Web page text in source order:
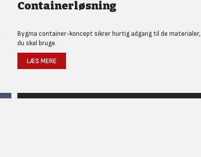
Containerløsning
Bygma container-koncept sikrer hurtig adgang til de materialer,
du skal bruge.
LÆS MERE